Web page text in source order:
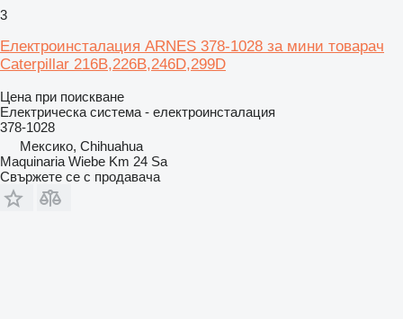
3
Електроинсталация ARNES 378-1028 за мини товарач
Caterpillar 216B,226B,246D,299D
Цена при поискване
Електрическа система - електроинсталация
378-1028
Мексико, Chihuahua
Maquinaria Wiebe Km 24 Sa
Свържете се с продавача